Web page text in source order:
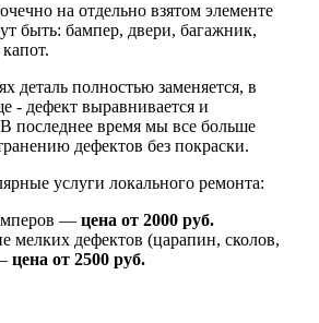
на отдельно взятом элементе
быть: бампер, двери, багажник,
деталь полностью заменяется, в
- дефект выравнивается и
последнее время мы все больше
дефектов без покраски.
услуги локального ремонта:
— цена от 2000 руб.
мелких дефектов (царапин, сколов,
цена от 2500 руб.